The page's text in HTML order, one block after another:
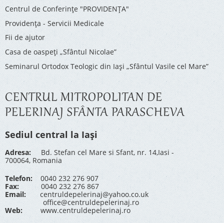
Centrul de Conferinţe "PROVIDENŢA"
Providenţa - Servicii Medicale
Fii de ajutor
Casa de oaspeți „Sfântul Nicolae”
Seminarul Ortodox Teologic din Iași „Sfântul Vasile cel Mare”
CENTRUL MITROPOLITAN DE
PELERINAJ SFÂNTA PARASCHEVA
Sediul central la Iași
Adresa: Bd. Stefan cel Mare si Sfant, nr. 14,Iasi -
700064, Romania
Telefon: 0040 232 276 907
Fax: 0040 232 276 867
Email:
centruldepelerinaj@yahoo.co.uk
office@centruldepelerinaj.ro
Web:
www.centruldepelerinaj.ro